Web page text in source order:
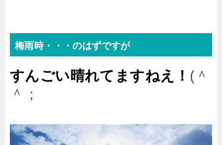
梅雨時・・・のはずですが
すんごい晴れてますねえ！ (＾
＾；